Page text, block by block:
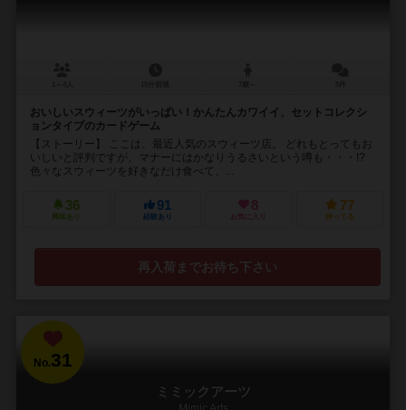
おいしいスウィーツがいっぱい！かんたんカワイイ、セットコレクシ
ョンタイプのカードゲーム
【ストーリー】 ここは、最近人気のスウィーツ店。 どれもとってもお
いしいと評判ですが、マナーにはかなりうるさいという噂も・・・!?
色々なスウィーツを好きなだけ食べて、...
36
興味あり
91
経験あり
8
お気に入り
77
持ってる
再入荷までお待ち下さい
No.31
ミミックアーツ